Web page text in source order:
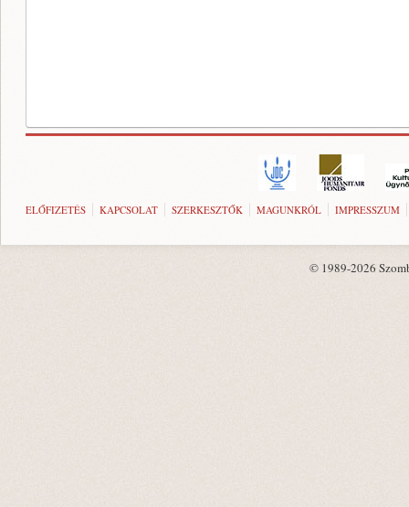
ELŐFIZETÉS KAPCSOLAT SZERKESZTŐK MAGUNKRÓL IMPRESSZUM
© 1989-2026